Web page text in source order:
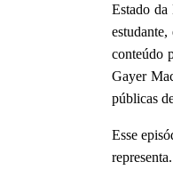
Estado
conteúdo
Gayer
públicas
Esse